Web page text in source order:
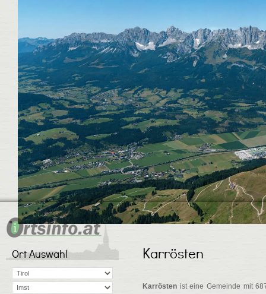
Ort Auswahl Karrösten
Karrösten ist eine Gemeinde mit